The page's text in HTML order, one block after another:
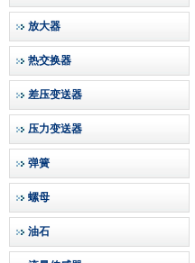
放大器
热交换器
差压变送器
压力变送器
弹簧
螺母
油石